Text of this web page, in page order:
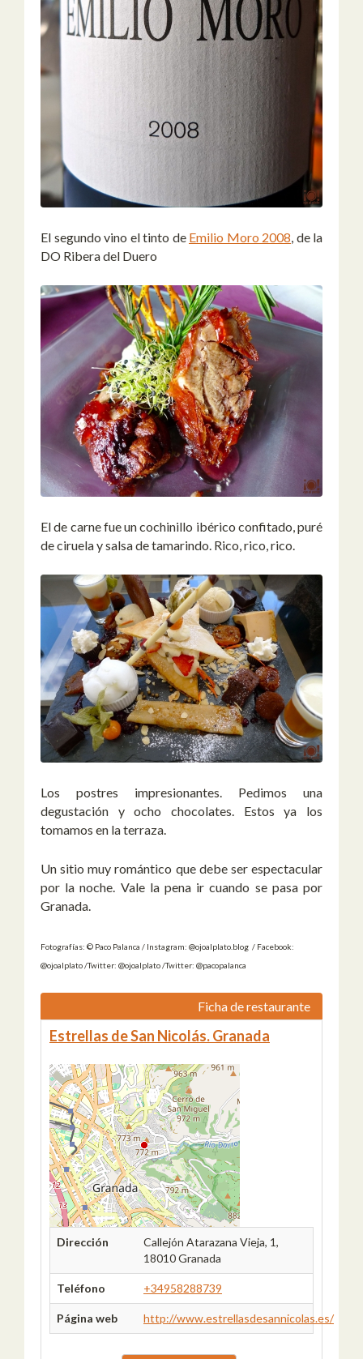
El segundo vino el tinto de Emilio Moro 2008, de la
DO Ribera del Duero
El de carne fue un cochinillo ibérico confitado, puré
de ciruela y salsa de tamarindo. Rico, rico, rico.
Los postres impresionantes. Pedimos una
degustación y ocho chocolates. Estos ya los
tomamos en la terraza.
Un sitio muy romántico que debe ser espectacular
por la noche. Vale la pena ir cuando se pasa por
Granada.
Fotografías: © Paco Palanca / Instagram: @ojoalplato.blog / Facebook:
@ojoalplato /Twitter: @ojoalplato /Twitter: @pacopalanca
Ficha de restaurante
Estrellas de San Nicolás. Granada
Dirección
Callejón Atarazana Vieja, 1,
18010 Granada
Teléfono +34958288739
Página web http://www.estrellasdesannicolas.es/